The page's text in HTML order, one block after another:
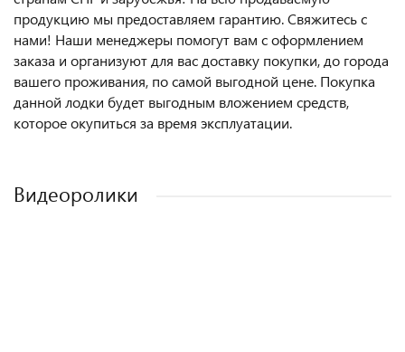
продукцию мы предоставляем гарантию. Свяжитесь с
нами! Наши менеджеры помогут вам с оформлением
заказа и организуют для вас доставку покупки, до города
вашего проживания, по самой выгодной цене. Покупка
данной лодки будет выгодным вложением средств,
которое окупиться за время эксплуатации.
Видеоролики